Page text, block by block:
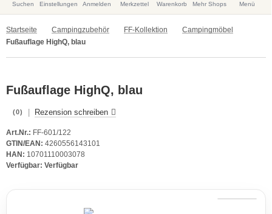
Suchen Einstellungen Anmelden Merkzettel Warenkorb Mehr Shops Menü
Startseite Campingzubehör FF-Kollektion
Campingmöbel
Fußauflage HighQ, blau
Fußauflage HighQ, blau
(0) Rezension schreiben
Art.Nr.: FF-601/122
GTIN/EAN: 4260556143101
HAN: 10701110003078
Verfügbar: Verfügbar